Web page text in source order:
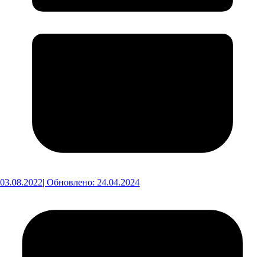
03.08.2022| Обновлено: 24.04.2024